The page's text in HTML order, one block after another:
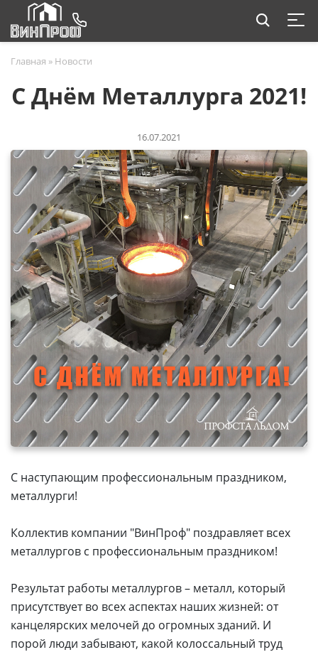
Главная » Новости
С Днём Металлурга 2021!
16.07.2021
С наступающим профессиональным праздником,
металлурги!
Коллектив компании "ВинПроф" поздравляет всех
металлургов с профессиональным праздником!
Результат работы металлургов – металл, который
присутствует во всех аспектах наших жизней: от
канцелярских мелочей до огромных зданий. И
порой люди забывают, какой колоссальный труд